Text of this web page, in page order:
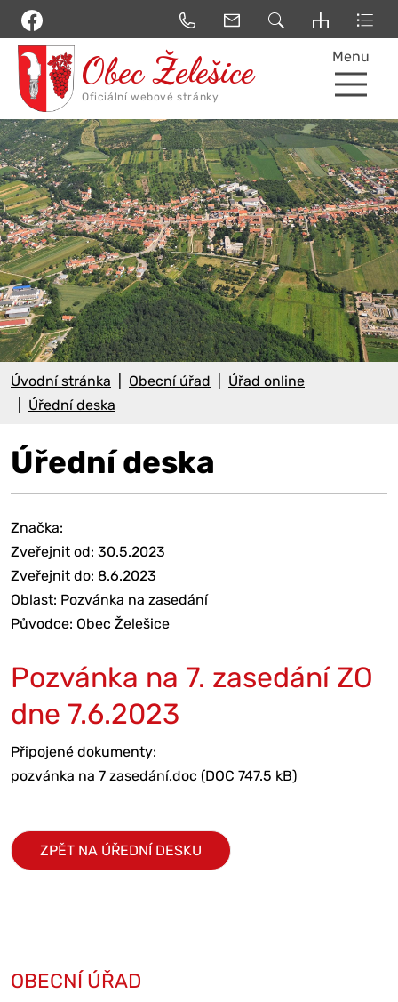
Menu
Úvodní stránka Obecní úřad
Úřad online
Úřední deska
Úřední deska
Značka:
Zveřejnit od: 30.5.2023
Zveřejnit do: 8.6.2023
Oblast: Pozvánka na zasedání
Původce: Obec Želešice
Pozvánka na 7. zasedání ZO
dne 7.6.2023
Připojené dokumenty:
pozvánka na 7 zasedání.doc (DOC 747.5 kB)
ZPĚT NA ÚŘEDNÍ DESKU
OBECNÍ ÚŘAD